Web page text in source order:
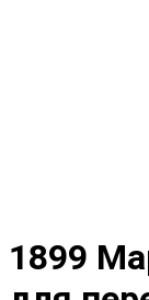
1899